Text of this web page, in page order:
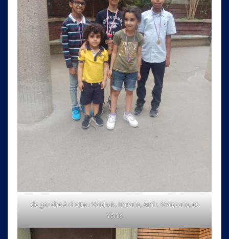
de gauche à droite : Vaishak, Imrane, Amir, Maissane, et
Yanis